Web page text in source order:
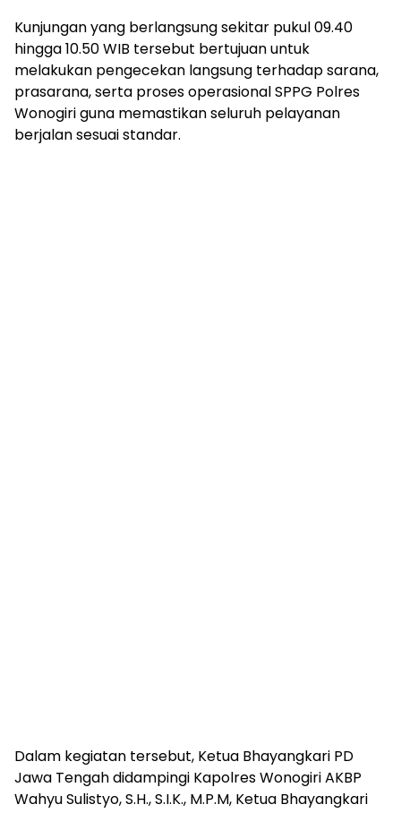
Kunjungan yang berlangsung sekitar pukul 09.40
hingga 10.50 WIB tersebut bertujuan untuk
melakukan pengecekan langsung terhadap sarana,
prasarana, serta proses operasional SPPG Polres
Wonogiri guna memastikan seluruh pelayanan
berjalan sesuai standar.
Dalam kegiatan tersebut, Ketua Bhayangkari PD
Jawa Tengah didampingi Kapolres Wonogiri AKBP
Wahyu Sulistyo, S.H., S.I.K., M.P.M, Ketua Bhayangkari